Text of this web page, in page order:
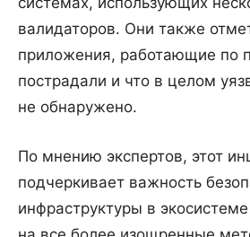
валидаторов. Они также
приложения, работающие по
пострадали и что в целом
не обнаружено.
По мнению экспертов, этот
подчеркивает важность
инфраструктуры в